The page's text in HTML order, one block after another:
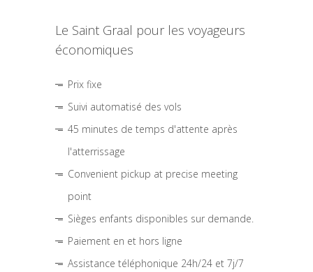
Le Saint Graal pour les voyageurs
économiques
Prix fixe
Suivi automatisé des vols
45 minutes de temps d'attente après
l'atterrissage
Convenient pickup at precise meeting
point
Sièges enfants disponibles sur demande.
Paiement en et hors ligne
Assistance téléphonique 24h/24 et 7j/7